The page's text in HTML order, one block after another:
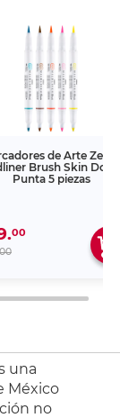
de Arte
Brush Skin
Punta 5 piezas
00
una
México
no